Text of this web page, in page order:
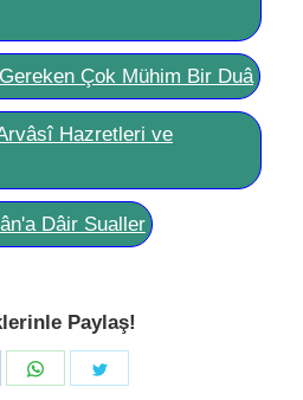
Çok Mühim Bir Duâ
Hazretleri ve
Dâir Sualler
Paylaş!
Share